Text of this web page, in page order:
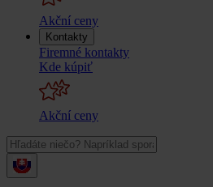
Akční ceny
Kontakty
Firemné kontakty
Kde kúpiť
Akční ceny